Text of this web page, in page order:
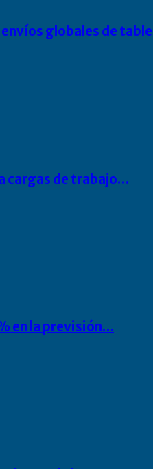
envíos globales de
cargas de trabajo…
en la previsión…